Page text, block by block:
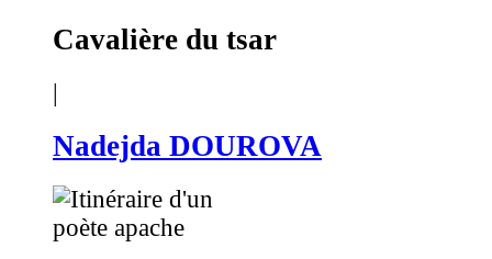
Cavalière du tsar
|
Nadejda DOUROVA